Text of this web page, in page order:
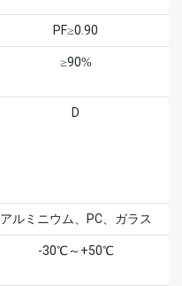
PF≥0.90
≥90%
D
アルミニウム、PC、ガラス
-30℃～+50℃